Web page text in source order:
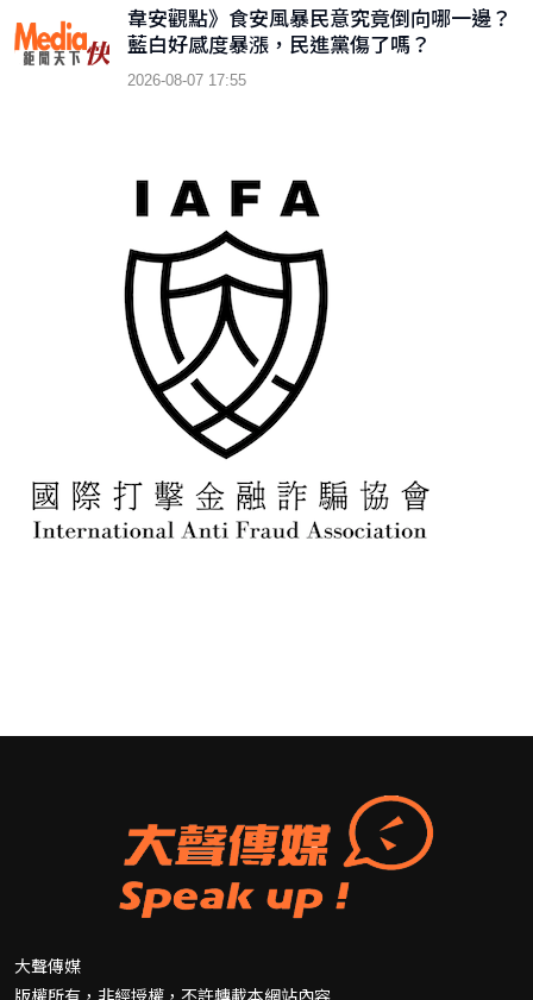
韋安觀點》食安風暴民意究竟倒向哪一邊？
藍白好感度暴漲，民進黨傷了嗎？
2026-08-07 17:55
大聲傳媒